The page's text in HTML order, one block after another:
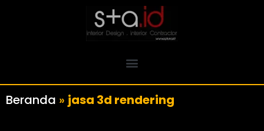
Beranda » jasa 3d rendering